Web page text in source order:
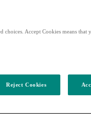
Accept Cookies means that
Reject Cookies